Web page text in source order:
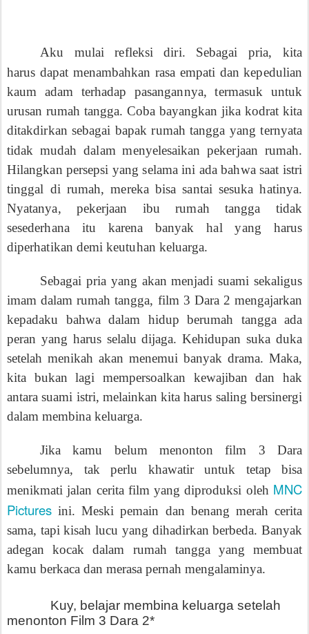
Aku mulai refleksi diri. Sebagai pria, kita
harus dapat menambahkan rasa empati dan kepedulian
kaum adam terhadap pasangannya, termasuk untuk
urusan rumah tangga. Coba bayangkan jika kodrat kita
ditakdirkan sebagai bapak rumah tangga yang ternyata
tidak mudah dalam menyelesaikan pekerjaan rumah.
Hilangkan persepsi yang selama ini ada bahwa saat istri
tinggal di rumah, mereka bisa santai sesuka hatinya.
Nyatanya, pekerjaan ibu rumah tangga tidak
sesederhana itu karena banyak hal yang harus
diperhatikan demi keutuhan keluarga.
Sebagai pria yang akan menjadi suami sekaligus
imam dalam rumah tangga, film 3 Dara 2 mengajarkan
kepadaku bahwa dalam hidup berumah tangga ada
peran yang harus selalu dijaga. Kehidupan suka duka
setelah menikah akan menemui banyak drama. Maka,
kita bukan lagi mempersoalkan kewajiban dan hak
antara suami istri, melainkan kita harus saling bersinergi
dalam membina keluarga.
Jika kamu belum menonton film 3 Dara
sebelumnya, tak perlu khawatir untuk tetap bisa
menikmati jalan cerita film yang diproduksi oleh MNC
Pictures ini. Meski pemain dan benang merah cerita
sama, tapi kisah lucu yang dihadirkan berbeda. Banyak
adegan kocak dalam rumah tangga yang membuat
kamu berkaca dan merasa pernah mengalaminya.
Kuy, belajar membina keluarga setelah
menonton Film 3 Dara 2*